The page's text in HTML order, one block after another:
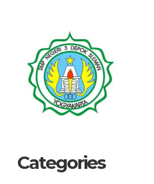
Categories